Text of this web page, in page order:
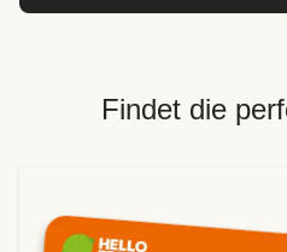
Findet die